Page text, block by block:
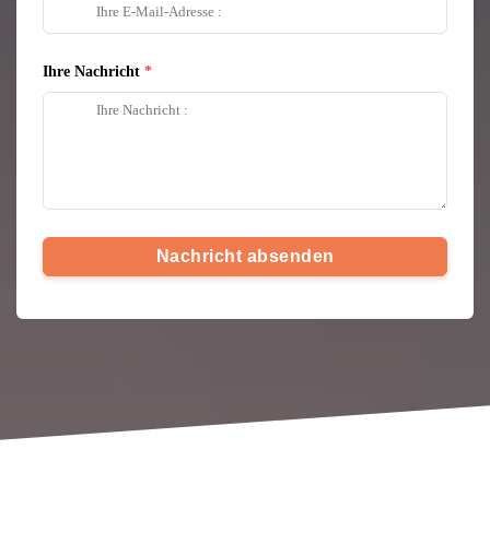
Ihre Nachricht
Nachricht absenden